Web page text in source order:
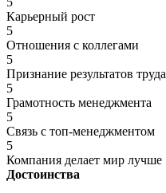
Карьерный рост
5
Отношения с коллегами
5
Признание результатов труда
5
Грамотность менеджмента
5
Связь с топ-менеджментом
5
Компания делает мир лучше
Достоинства